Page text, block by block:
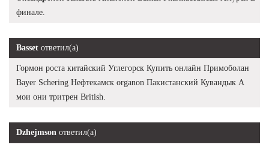
финале.
Basset ответил(а)
Гормон роста китайский Углегорск Купить онлайн Примоболан
Bayer Schering Нефтекамск organon Пакистанский Кувандык А
мои они тритрен British.
Dzhejmson ответил(а)